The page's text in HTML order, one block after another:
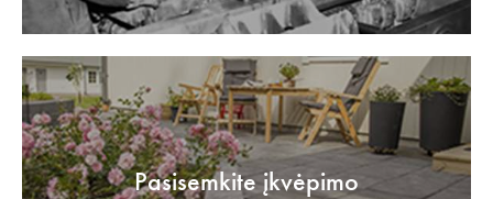
Pasisemkite įkvėpimo